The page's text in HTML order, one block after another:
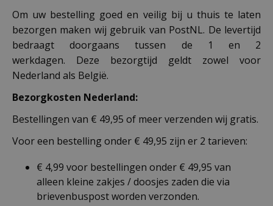
Om uw bestelling goed en veilig bij u thuis te laten
bezorgen maken wij gebruik van PostNL. De levertijd
bedraagt doorgaans tussen de 1 en 2
werkdagen. Deze bezorgtijd geldt zowel voor
Nederland als België.
Bezorgkosten Nederland:
Bestellingen van € 49,95 of meer verzenden wij gratis.
Voor een bestelling onder € 49,95 zijn er 2 tarieven:
€ 4,99 voor bestellingen onder € 49,95 van
alleen kleine zakjes / doosjes zaden die via
brievenbuspost worden verzonden.